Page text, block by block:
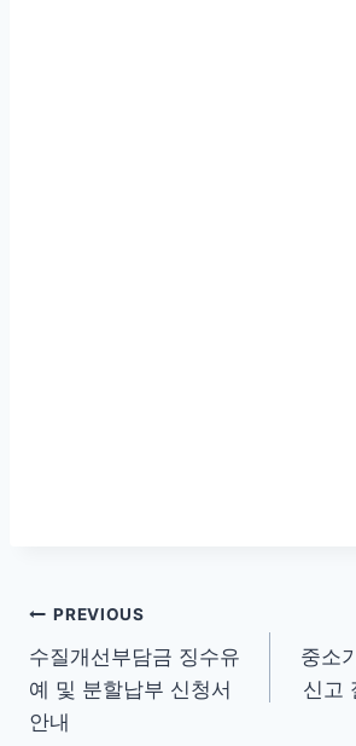
글
탐
색
PREVIOUS
수질개선부담금 징수유
예 및 분할납부 신청서
안내
중소
신고